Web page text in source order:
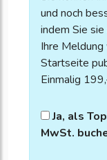
und noch
indem Sie
Ihre
Startseite
Einmalig
Ja, als
MwSt.